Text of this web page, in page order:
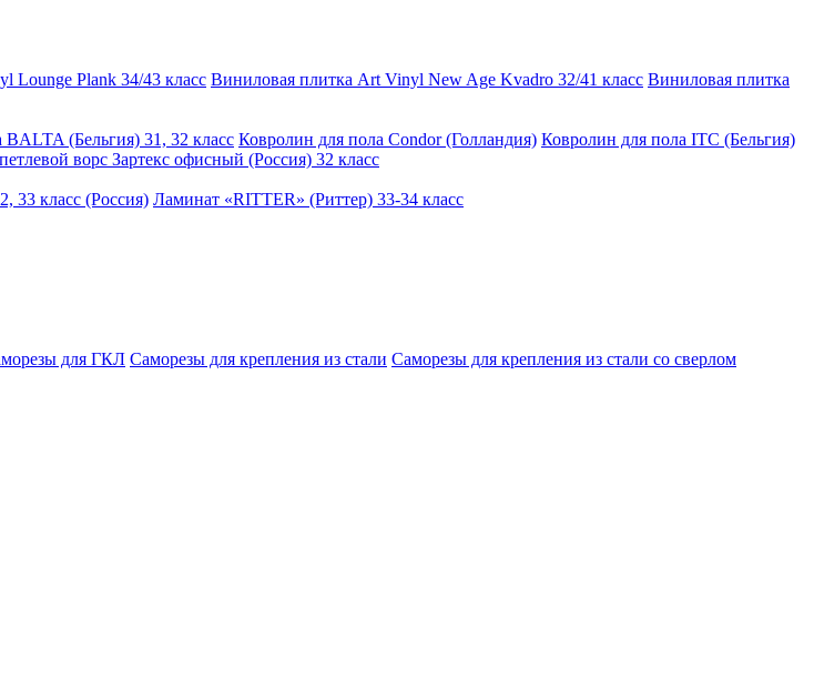
Lounge Plank 34/43 класс Виниловая плитка Art Vinyl New Age Kvadro 32/41 класс Виниловая плитка
(Бельгия) 31, 32 класс Ковролин для пола Condor (Голландия) Ковролин для пола ITC (Бельгия)
ворс Зартекс офисный (Россия) 32 класс
33 класс (Россия) Ламинат «RITTER» (Риттер) 33-34 класс
для ГКЛ Саморезы для крепления из стали Саморезы для крепления из стали со сверлом